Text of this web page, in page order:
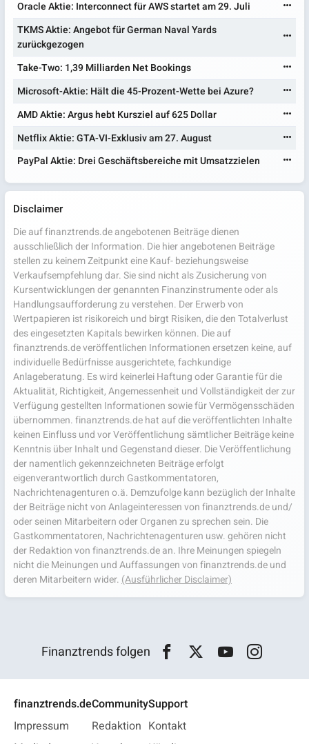
Oracle Aktie: Interconnect für AWS startet am 29. Juli
TKMS Aktie: Angebot für German Naval Yards
zurückgezogen
Take-Two: 1,39 Milliarden Net Bookings
Microsoft-Aktie: Hält die 45-Prozent-Wette bei Azure?
AMD Aktie: Argus hebt Kursziel auf 625 Dollar
Netflix Aktie: GTA-VI-Exklusiv am 27. August
PayPal Aktie: Drei Geschäftsbereiche mit Umsatzzielen
Disclaimer
Die auf finanztrends.de angebotenen Beiträge dienen
ausschließlich der Information. Die hier angebotenen Beiträge
stellen zu keinem Zeitpunkt eine Kauf- beziehungsweise
Verkaufsempfehlung dar. Sie sind nicht als Zusicherung von
Kursentwicklungen der genannten Finanzinstrumente oder als
Handlungsaufforderung zu verstehen. Der Erwerb von
Wertpapieren ist risikoreich und birgt Risiken, die den Totalverlust
des eingesetzten Kapitals bewirken können. Die auf
finanztrends.de veröffentlichen Informationen ersetzen keine, auf
individuelle Bedürfnisse ausgerichtete, fachkundige
Anlageberatung. Es wird keinerlei Haftung oder Garantie für die
Aktualität, Richtigkeit, Angemessenheit und Vollständigkeit der zur
Verfügung gestellten Informationen sowie für Vermögensschäden
übernommen. finanztrends.de hat auf die veröffentlichten Inhalte
keinen Einfluss und vor Veröffentlichung sämtlicher Beiträge keine
Kenntnis über Inhalt und Gegenstand dieser. Die Veröffentlichung
der namentlich gekennzeichneten Beiträge erfolgt
eigenverantwortlich durch Gastkommentatoren,
Nachrichtenagenturen o.ä. Demzufolge kann bezüglich der Inhalte
der Beiträge nicht von Anlageinteressen von finanztrends.de und/
oder seinen Mitarbeitern oder Organen zu sprechen sein. Die
Gastkommentatoren, Nachrichtenagenturen usw. gehören nicht
der Redaktion von finanztrends.de an. Ihre Meinungen spiegeln
nicht die Meinungen und Auffassungen von finanztrends.de und
deren Mitarbeitern wider. (Ausführlicher Disclaimer)
Finanztrends folgen
finanztrends.de
Impressum
Community
Redaktion
Support
Kontakt